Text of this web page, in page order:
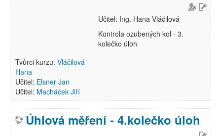
Učitel: Ing. Hana Vláčilová
Kontrola ozubených kol - 3.
kolečko úloh
Tvůrci kurzu: Vláčilová
Hana
Učitel: Elsner Jan
Učitel: Macháček Jiří
Úhlová měření - 4.kolečko úloh